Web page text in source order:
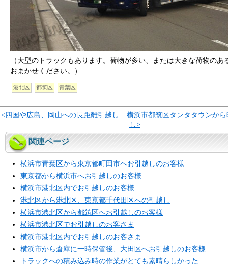
（大型のトラックもあります。荷物が多い、または大きな荷物のあ
おまかせください。）
港北区 都筑区 青葉区
<四国や広島、岡山への長距離引越し | 横浜市都筑区タンタタウンか
し>
関連ページ
横浜市青葉区から東京都町田市へお引越しのお客様
東京都から横浜市へお引越しのお客様
横浜市港北区内でお引越しのお客様
港北区から港北区、東京都千代田区への引越し
横浜市港北区から都筑区へお引越しのお客様
横浜市港北区でお引越しのお客さま
横浜市港北区内でお引越しのお客さま
横浜市から倉庫に一時保管後、大田区へお引越しのお客様
トラックへの積み込み時の作業がとても素晴らしかった